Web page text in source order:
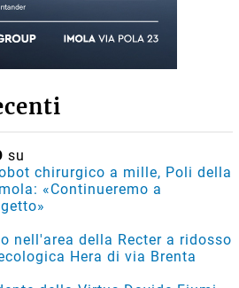
su
chirurgico a mille, Poli della
«Continueremo a
nell'area della Recter a ridosso
Hera di via Brenta